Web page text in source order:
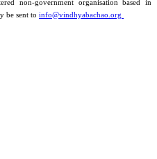
non-government organisation based in
be sent to info@vindhyabachao.org